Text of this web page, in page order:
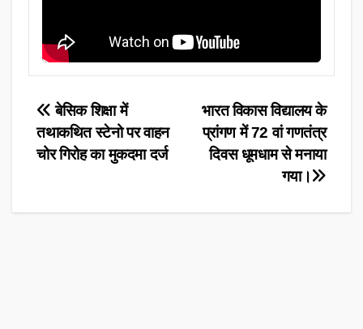
Post
navigation
भारत विकास विद्यालय के
प्रांगण में 72 वां गणतंत्र
दिवस धूमधाम से मनाया
गया।
बेसिक शिक्षा में
तथाकथित स्टेनो पर वाहन
चोर गिरोह का मुकदमा दर्ज